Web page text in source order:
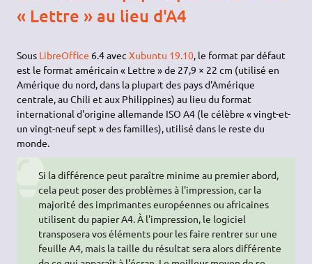
« Lettre » au lieu d'A4
Sous LibreOffice 6.4 avecXubuntu 19.10, le format par défaut
est le format américain « Lettre » de 27,9 × 22 cm (utilisé en
Amérique du nord, dans la plupart des pays d'Amérique
centrale, au Chili et aux Philippines) au lieu du format
international d'origine allemande ISO A4 (le célèbre « vingt-et-
un vingt-neuf sept » des familles), utilisé dans le reste du
monde.
Si la différence peut paraître minime au premier abord,
cela peut poser des problèmes à l'impression, car la
majorité des imprimantes européennes ou africaines
utilisent du papier A4. À l'impression, le logiciel
transposera vos éléments pour les faire rentrer sur une
feuille A4, mais la taille du résultat sera alors différente